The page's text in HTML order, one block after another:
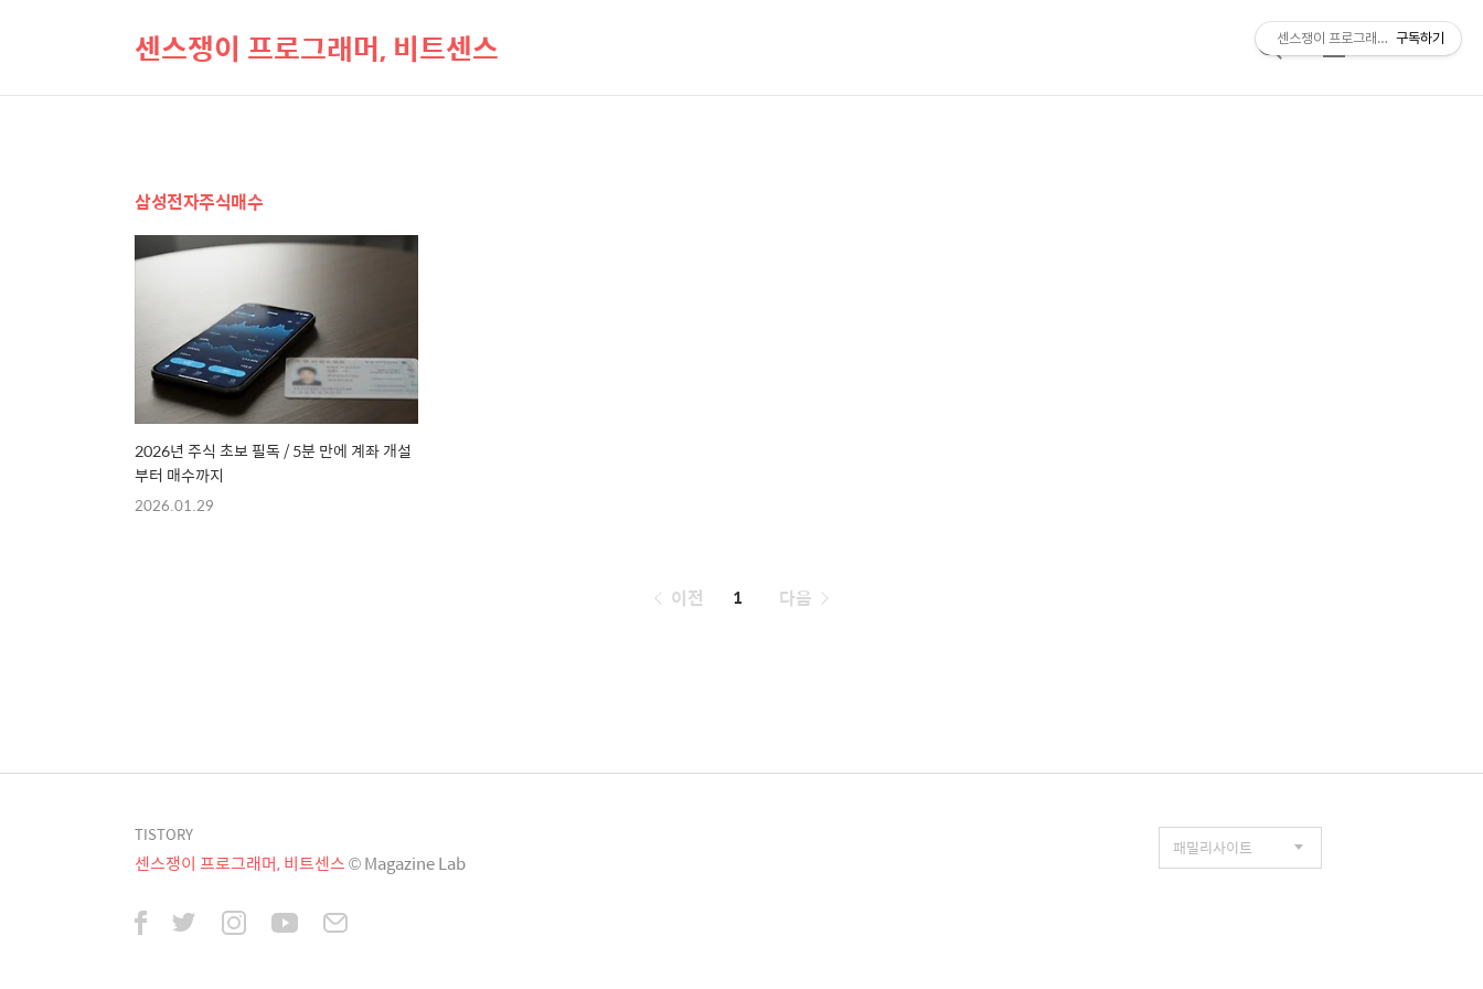
센스쟁이 프로그래머, 비트센스
검
메
삼성전자주식매수
2026년 주식 초보 필독 / 5분 만에 계좌 개설
부터 매수까지
2026.01.29
페
이전 1 다음
TISTORY
센스쟁이 프로그래머, 비트센스© Magazine Lab
센스쟁이 프로그래머, 비트센스
구독하기